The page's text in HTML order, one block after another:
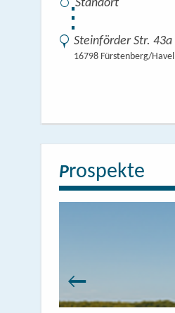
⋮
Steinförder Str. 43a
16798 Fürstenberg/Havel
Prospekte